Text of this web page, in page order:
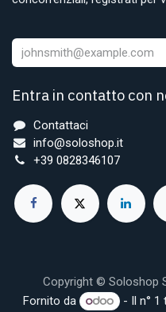
Entra in contatto con
Contattaci
info@soloshop.it
+39 0828346107
Copyright © Soloshop
Fornito da
- Il n°